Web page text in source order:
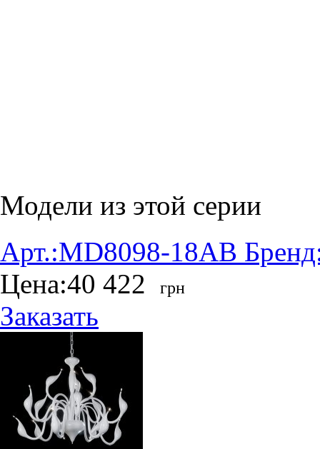
Модели из этой серии
Арт.:MD8098-18AB
Цена:40 422 грн
Заказать